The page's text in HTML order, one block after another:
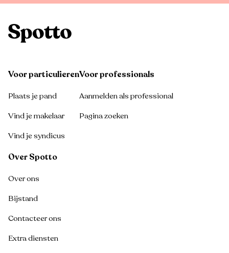
Voor particulieren
Plaats je pand
Vind je makelaar
Vind je syndicus
Voor professionals
Aanmelden als professional
Pagina zoeken
Over Spotto
Over ons
Bijstand
Contacteer ons
Extra diensten